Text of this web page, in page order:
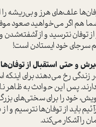
علف‌های هرز و بی‌ریشه
هم اگر می‌خواهید صعود
از توفان نترسید و از
سرجای خود ایستادن است!
و حتی استقبال از توفان‌ها
زندگی رخ می‌دهند برای
پس این حوادث به
خود را برای سختی‌های
باید از توفان‌ها
را آشکار می‌کند.